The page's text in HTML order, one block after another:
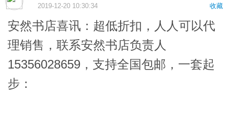
收藏
2019-12-20 10:30:34
安然书店喜讯：超低折扣，人人可以代
理销售，联系安然书店负责人
15356028659，支持全国包邮，一套起
步：